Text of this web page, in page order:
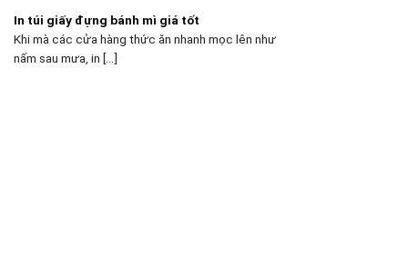
In túi giấy đựng bánh mì giá tốt
Khi mà các cửa hàng thức ăn nhanh mọc lên như
nấm sau mưa, in [...]